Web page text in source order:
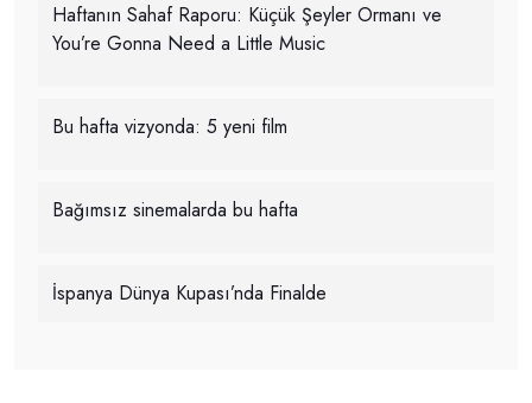
Haftanın Sahaf Raporu: Küçük Şeyler Ormanı ve
You’re Gonna Need a Little Music
Bu hafta vizyonda: 5 yeni film
Bağımsız sinemalarda bu hafta
İspanya Dünya Kupası’nda Finalde